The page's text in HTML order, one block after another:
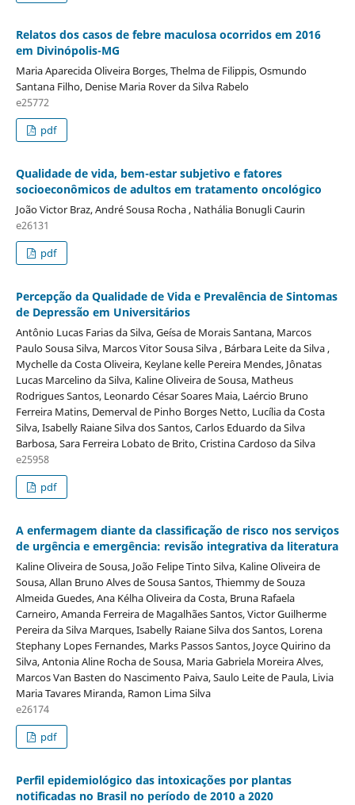
Relatos dos casos de febre maculosa ocorridos em 2016
em Divinópolis-MG
Maria Aparecida Oliveira Borges, Thelma de Filippis, Osmundo
Santana Filho, Denise Maria Rover da Silva Rabelo
e25772
pdf
Qualidade de vida, bem-estar subjetivo e fatores
socioeconômicos de adultos em tratamento oncológico
João Victor Braz, André Sousa Rocha , Nathália Bonugli Caurin
e26131
pdf
Percepção da Qualidade de Vida e Prevalência de Sintomas
de Depressão em Universitários
Antônio Lucas Farias da Silva, Geísa de Morais Santana, Marcos
Paulo Sousa Silva, Marcos Vitor Sousa Silva , Bárbara Leite da Silva ,
Mychelle da Costa Oliveira, Keylane kelle Pereira Mendes, Jônatas
Lucas Marcelino da Silva, Kaline Oliveira de Sousa, Matheus
Rodrigues Santos, Leonardo César Soares Maia, Laércio Bruno
Ferreira Matins, Demerval de Pinho Borges Netto, Lucília da Costa
Silva, Isabelly Raiane Silva dos Santos, Carlos Eduardo da Silva
Barbosa, Sara Ferreira Lobato de Brito, Cristina Cardoso da Silva
e25958
pdf
A enfermagem diante da classificação de risco nos serviços
de urgência e emergência: revisão integrativa da literatura
Kaline Oliveira de Sousa, João Felipe Tinto Silva, Kaline Oliveira de
Sousa, Allan Bruno Alves de Sousa Santos, Thiemmy de Souza
Almeida Guedes, Ana Kélha Oliveira da Costa, Bruna Rafaela
Carneiro, Amanda Ferreira de Magalhães Santos, Victor Guilherme
Pereira da Silva Marques, Isabelly Raiane Silva dos Santos, Lorena
Stephany Lopes Fernandes, Marks Passos Santos, Joyce Quirino da
Silva, Antonia Aline Rocha de Sousa, Maria Gabriela Moreira Alves,
Marcos Van Basten do Nascimento Paiva, Saulo Leite de Paula, Livia
Maria Tavares Miranda, Ramon Lima Silva
e26174
pdf
Perfil epidemiológico das intoxicações por plantas
notificadas no Brasil no período de 2010 a 2020